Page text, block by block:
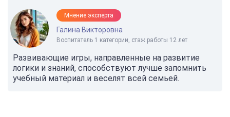
Мнение эксперта
Галина Викторовна
Воспитатель 1 категории, стаж работы 12 лет
Развивающие игры, направленные на развитие
логики и знаний, способствуют лучше запомнить
учебный материал и веселят всей семьей.